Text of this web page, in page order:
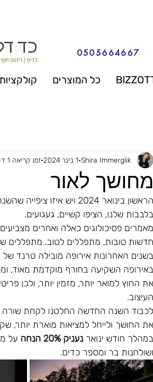
0505664667
כל המוצרים קולקציות
מחושך לאור
Shira Immerglik 1 בינו׳ 2024 זמן קריאה 1 דקות
הראשון בינואר 2024 ויש
בלבבות שלנו, הציפו קשיים, געגועים.
מאמרים פסיכולוגים כאלה ואחרים
חדשות טובות, מתפללים לטוב. מתפללים
בשנים האחרונות אירופה מובילה טרנד של
באירופה השקיעה בחורף מוקדמת מאוד,
את החוץ למואר יותר, מזמין יותר, ולכן
העיצוב.
לכבוד השנה החדשה החלטנו לקחת שורה
את החושך ולייחל למציאות מוארת יותר,
במהלך חודש ינואר נעניק 20% הנחה
על
ושולחנות בר ומספר כדים.